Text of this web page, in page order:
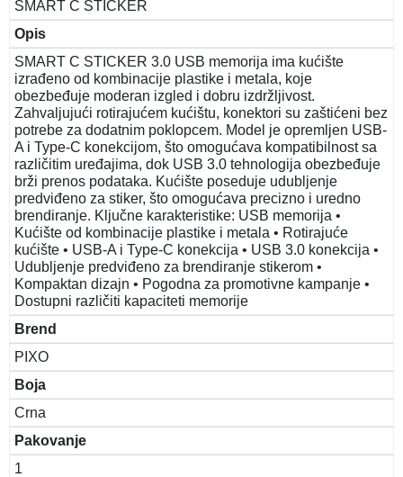
SMART C STICKER
Opis
SMART C STICKER 3.0 USB memorija ima kućište
izrađeno od kombinacije plastike i metala, koje
obezbeđuje moderan izgled i dobru izdržljivost.
Zahvaljujući rotirajućem kućištu, konektori su zaštićeni bez
potrebe za dodatnim poklopcem. Model je opremljen USB-
A i Type-C konekcijom, što omogućava kompatibilnost sa
različitim uređajima, dok USB 3.0 tehnologija obezbeđuje
brži prenos podataka. Kućište poseduje udubljenje
predviđeno za stiker, što omogućava precizno i uredno
brendiranje. Ključne karakteristike: USB memorija •
Kućište od kombinacije plastike i metala • Rotirajuće
kućište • USB-A i Type-C konekcija • USB 3.0 konekcija •
Udubljenje predviđeno za brendiranje stikerom •
Kompaktan dizajn • Pogodna za promotivne kampanje •
Dostupni različiti kapaciteti memorije
Brend
PIXO
Boja
Crna
Pakovanje
1